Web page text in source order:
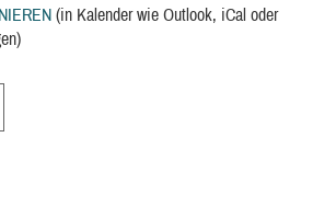
(in Kalender wie Outlook, iCal oder